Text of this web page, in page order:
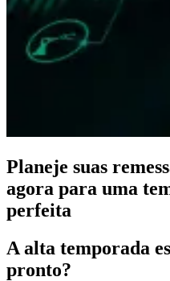
Planeje suas
agora para uma
perfeita
A alta temporada
pronto?